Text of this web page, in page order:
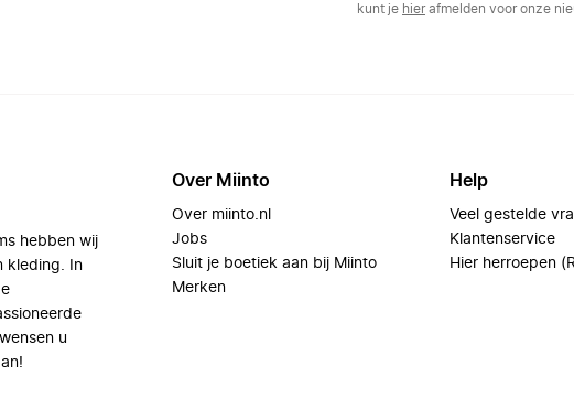
kunt je hierafmelden voor onze
hebben wij
kleding. In
u
Over Miinto
Over miinto.nl
Jobs
Sluit je boetiek aan bij Miinto
Merken
Help
Veel gestelde
Klantenservice
Hier herroepen